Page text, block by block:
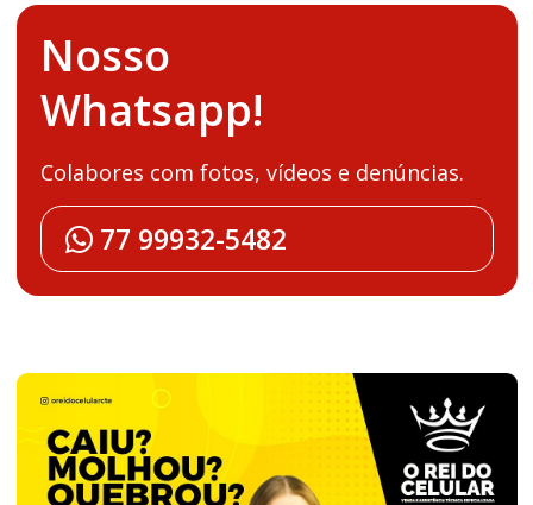
Nosso
Whatsapp!
Colabores com fotos, vídeos e denúncias.
77 99932-5482